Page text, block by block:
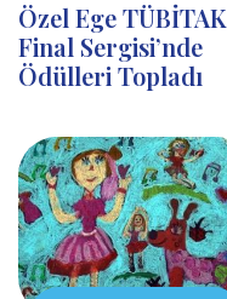
Özel Ege TÜBİTAK
Final Sergisi’nde
Ödülleri Topladı